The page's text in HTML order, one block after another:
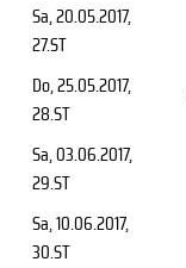
Sa, 20.05.2017,
27.ST
Do, 25.05.2017,
28.ST
Sa, 03.06.2017,
29.ST
Sa, 10.06.2017,
30.ST